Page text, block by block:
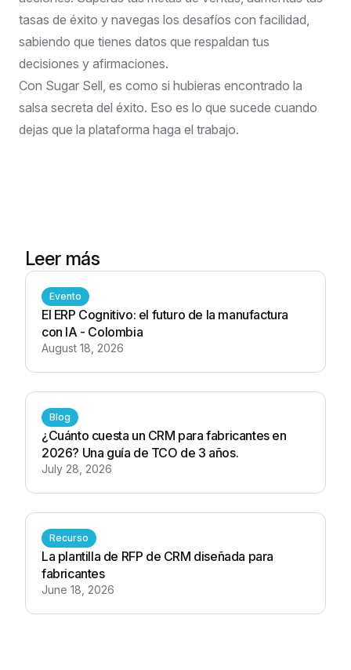
tasas de éxito y navegas los desafíos con facilidad,
sabiendo que tienes datos que respaldan tus
decisiones y afirmaciones.
Con Sugar Sell, es como si hubieras encontrado la
salsa secreta del éxito. Eso es lo que sucede cuando
dejas que la plataforma haga el trabajo.
Leer más
Evento
El ERP Cognitivo: el futuro de la manufactura
con IA - Colombia
August 18, 2026
Blog
¿Cuánto cuesta un CRM para fabricantes en
2026? Una guía de TCO de 3 años.
July 28, 2026
Recurso
La plantilla de RFP de CRM diseñada para
fabricantes
June 18, 2026